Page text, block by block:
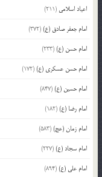
اعیاد اسلامی (211)
امام جعفر صادق (ع)(372)
امام حسن (ع)(233)
امام حسن عسکری (ع)(172)
امام حسین (ع)(847)
امام رضا (ع)(182)
امام زمان (عج)(583)
امام سجاد (ع)(227)
امام علی (ع)(894)